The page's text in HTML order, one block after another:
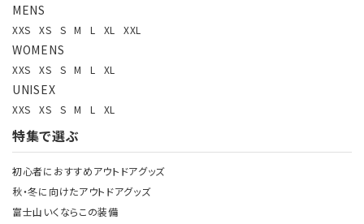
MENS
XXS XS S M L XL XXL
WOMENS
XXS XS S M L XL
UNISEX
XXS XS S M L XL
特集で選ぶ
初心者におすすめアウトドアグッズ
秋・冬に向けたアウトドアグッズ
富士山いくならこの装備